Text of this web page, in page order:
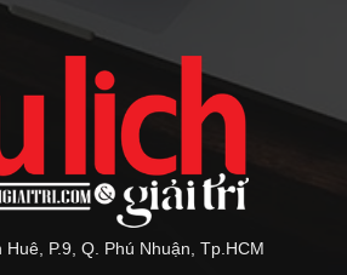
Huê, P.9, Q. Phú Nhuận, Tp.HCM